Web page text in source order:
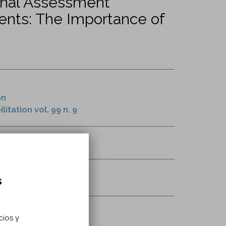
The Importance of
vol. 99 n. 9
y